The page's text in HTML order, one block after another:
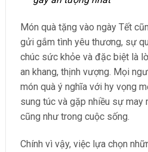
Món quà tặng vào ngày Tết
gửi gắm tình yêu thương, sự
chúc sức khỏe và đặc biệt là
an khang, thịnh vượng. Mọi
món quà ý nghĩa với hy vọng
sung túc và gặp nhiều sự may
cũng như trong cuộc sống.
Chính vì vậy, việc lựa chọn